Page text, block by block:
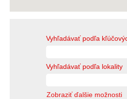
Vyhľadávať podľa
Vyhľadávať podľa lokality
Zobraziť ďalšie možnosti